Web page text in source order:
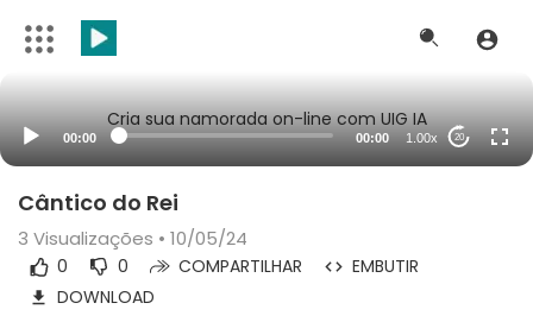
Cria sua namorada on-line com UIG IA
00:00 00:00 1.00x 20
Cântico do Rei
3 Visualizações • 10/05/24
0 0 COMPARTILHAR
EMBUTIR
DOWNLOAD